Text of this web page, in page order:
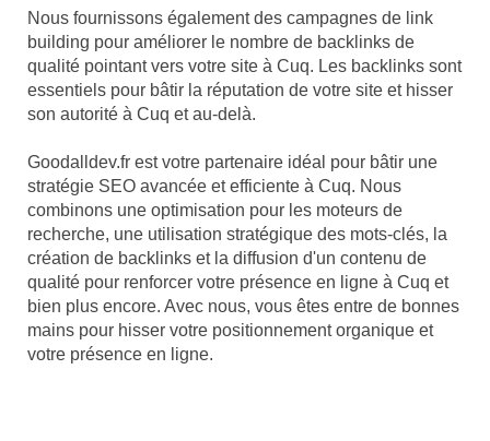
Nous fournissons également des campagnes de link
building pour améliorer le nombre de backlinks de
qualité pointant vers votre site à Cuq. Les backlinks sont
essentiels pour bâtir la réputation de votre site et hisser
son autorité à Cuq et au-delà.
Goodalldev.fr est votre partenaire idéal pour bâtir une
stratégie SEO avancée et efficiente à Cuq. Nous
combinons une optimisation pour les moteurs de
recherche, une utilisation stratégique des mots-clés, la
création de backlinks et la diffusion d'un contenu de
qualité pour renforcer votre présence en ligne à Cuq et
bien plus encore. Avec nous, vous êtes entre de bonnes
mains pour hisser votre positionnement organique et
votre présence en ligne.